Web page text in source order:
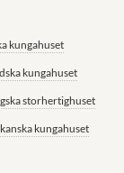
kungahuset
kungahuset
storhertighuset
kungahuset